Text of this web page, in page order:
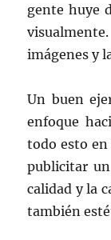
gente huye
imágenes y
Un buen
enfoque
todo esto
publicitar
calidad y la
también